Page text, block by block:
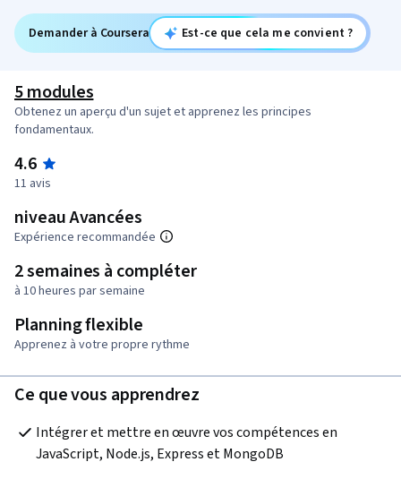
Demander à Coursera Est-ce que cela me convient ?
5 modules
Obtenez un aperçu d'un sujet et apprenez les principes
fondamentaux.
4.6
11 avis
niveau Avancées
Expérience recommandée
2 semaines à compléter
à 10 heures par semaine
Planning flexible
Apprenez à votre propre rythme
Ce que vous apprendrez
Intégrer et mettre en œuvre vos compétences en
JavaScript, Node.js, Express et MongoDB